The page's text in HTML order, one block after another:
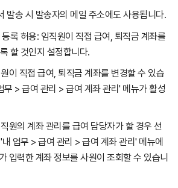
발송 시 발송자의 메일 주소에도 사용됩니다.
록 허용: 임직원이 직접 급여, 퇴직금 계좌를
할 것인지 설정합니다.
이 직접 급여, 퇴직금 계좌를 변경할 수 있습
무 > 급여 관리 > 급여 계좌 관리' 메뉴가 활성
원의 계좌 관리를 급여 담당자가 할 경우 선
업무 > 급여 관리 > 급여 계좌 관리' 메뉴에
입력한 계좌 정보를 사원이 조회할 수 있습니